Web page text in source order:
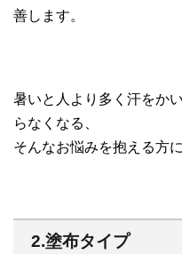
善します。
暑いと人より多く汗をか
らなくなる、
そんなお悩みを抱える方
2.塗布タイプ